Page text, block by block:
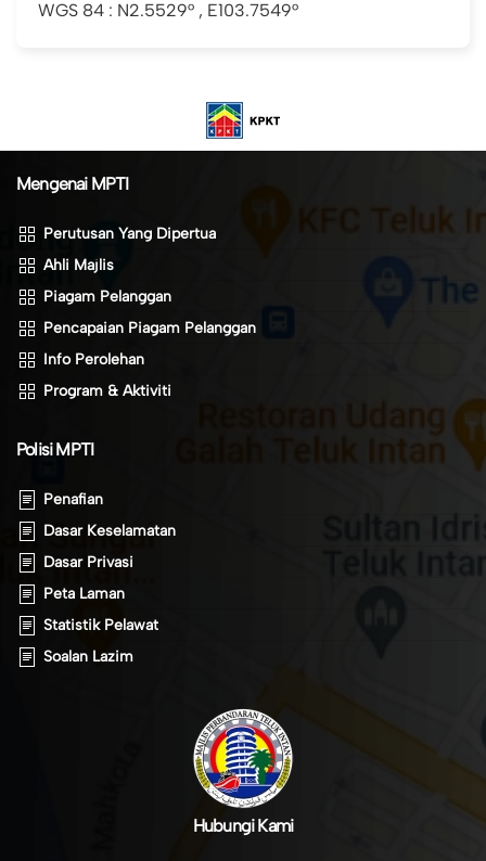
WGS 84 : N2.5529° , E103.7549°
Mengenai MPTI
Perutusan Yang Dipertua
Ahli Majlis
Piagam Pelanggan
Pencapaian Piagam Pelanggan
Info Perolehan
Program & Aktiviti
Polisi MPTI
Penafian
Dasar Keselamatan
Dasar Privasi
Peta Laman
Statistik Pelawat
Soalan Lazim
Hubungi Kami